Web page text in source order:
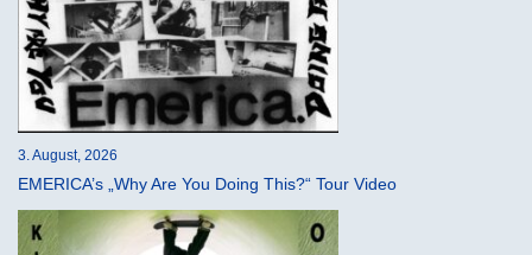
3. August, 2026
EMERICA’s „Why Are You Doing This?“ Tour Video